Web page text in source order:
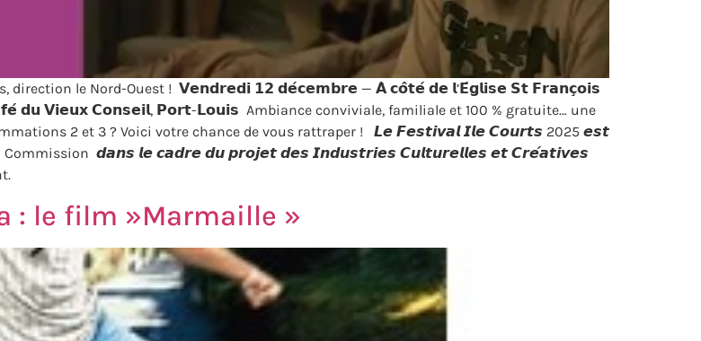
direction le Nord-Ouest ! 𝗩𝗲𝗻𝗱𝗿𝗲𝗱𝗶 𝟭𝟮 𝗱𝗲́𝗰𝗲𝗺𝗯𝗿𝗲 — 𝗔̀ 𝗰𝗼̂𝘁𝗲́ 𝗱𝗲 𝗹’𝗘́𝗴𝗹𝗶𝘀𝗲 𝗦𝘁 𝗙𝗿𝗮𝗻𝗰̧𝗼𝗶𝘀
𝗖𝗼𝗻𝘀𝗲𝗶𝗹, 𝗣𝗼𝗿𝘁-𝗟𝗼𝘂𝗶𝘀 Ambiance conviviale, familiale et 100 % gratuite… une
2 et 3 ? Voici votre chance de vous rattraper ! 𝙇𝙚 𝙁𝙚𝙨𝙩𝙞𝙫𝙖𝙡 𝙄𝙡𝙚 𝘾𝙤𝙪𝙧𝙩𝙨 2025 𝙚𝙨𝙩
𝙙𝙖𝙣𝙨 𝙡𝙚 𝙘𝙖𝙙𝙧𝙚 𝙙𝙪 𝙥𝙧𝙤𝙟𝙚𝙩 𝙙𝙚𝙨 𝙄𝙣𝙙𝙪𝙨𝙩𝙧𝙞𝙚𝙨 𝘾𝙪𝙡𝙩𝙪𝙧𝙚𝙡𝙡𝙚𝙨 𝙚𝙩 𝘾𝙧𝙚́𝙖𝙩𝙞𝙫𝙚𝙨
: le film »Marmaille »